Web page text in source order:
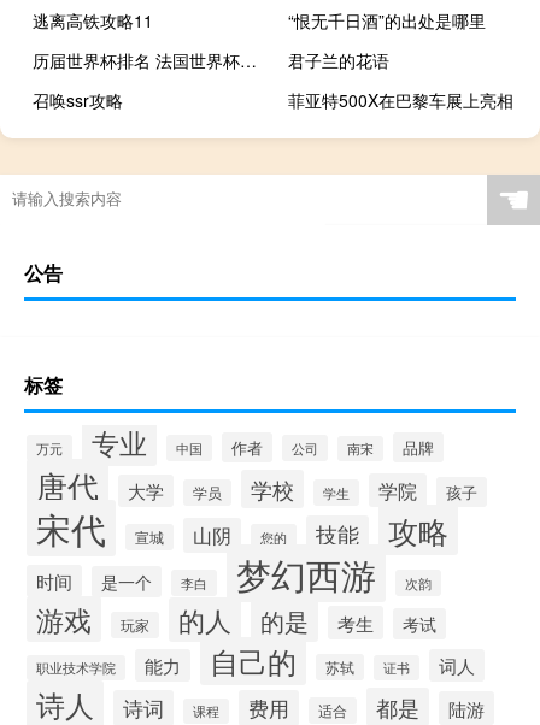
逃离高铁攻略11
“恨无千日酒”的出处是哪里
历届世界杯排名 法国世界杯历届成绩
君子兰的花语
召唤ssr攻略
菲亚特500X在巴黎车展上亮相
☚
公告
标签
万元 专业 中国 作者 公司 南宋 品牌
唐代 大学 学员 学校 学生 学院 孩子
宋代 宣城 山阴 您的 技能 攻略
时间 是一个 李白 梦幻西游 次韵
游戏 玩家 的人 的是 考生 考试
职业技术学院 能力 自己的 苏轼 证书 词人
诗人 诗词 课程 费用 适合 都是 陆游